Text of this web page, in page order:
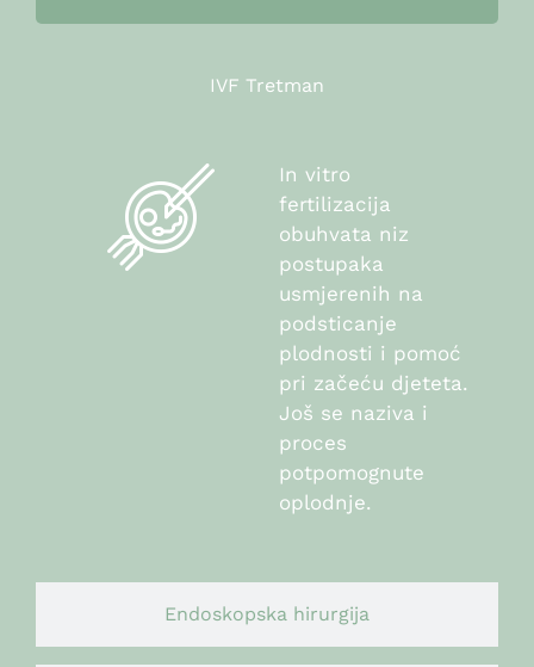
IVF Tretman
Endoskopska hirurgija
In vitro
fertilizacija
obuhvata niz
postupaka
usmjerenih na
podsticanje
plodnosti i pomoć
pri začeću djeteta.
Još se naziva i
proces
potpomognute
oplodnje.